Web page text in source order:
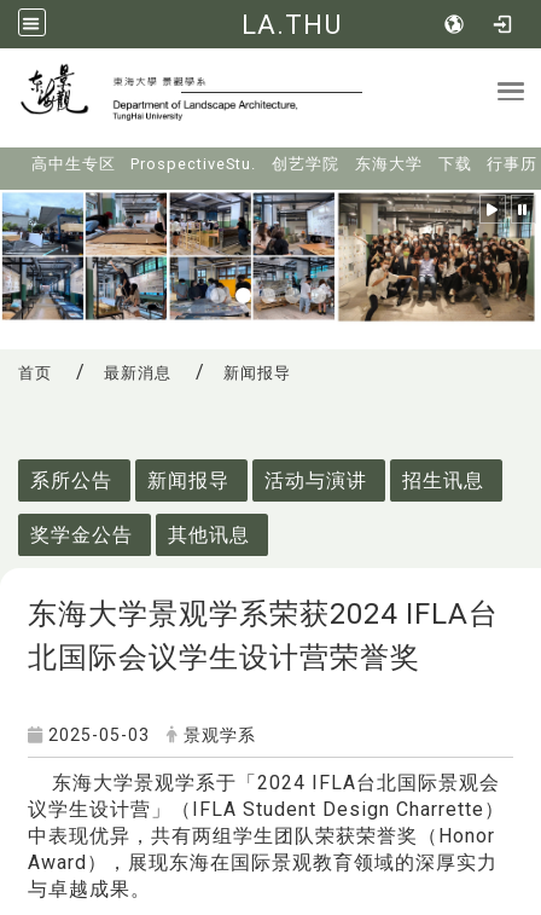
LA.THU
高中生专区 ProspectiveStu. 创艺学院 东海大学 下载 行事历
首页 最新消息 新闻报导
系所公告
新闻报导 活动与演讲 招生讯息
奖学金公告 其他讯息
东海大学景观学系荣获2024 IFLA台
北国际会议学生设计营荣誉奖
2025-05-03 景观学系
东海大学景观学系于「2024 IFLA台北国际景观会
议学生设计营」（IFLA Student Design Charrette）
中表现优异，共有两组学生团队荣获荣誉奖（Honor
Award），展现东海在国际景观教育领域的深厚实力
与卓越成果。